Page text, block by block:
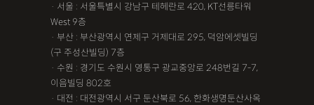
· 서울 : 서울특별시 강남구 테헤란로 420, KT선릉타워
West 9층
· 부산 : 부산광역시 연제구 거제대로 295, 덕암에셋빌딩
(구 주성산빌딩) 7층
· 수원 : 경기도 수원시 영통구 광교중앙로 248번길 7-7,
이음빌딩 802호
· 대전 : 대전광역시 서구 둔산북로 56, 한화생명둔산사옥